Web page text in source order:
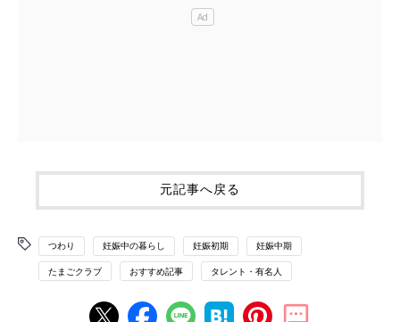
元記事へ戻る
つわり 妊娠中の暮らし 妊娠初期 妊娠中期
たまごクラブ おすすめ記事 タレント・有名人